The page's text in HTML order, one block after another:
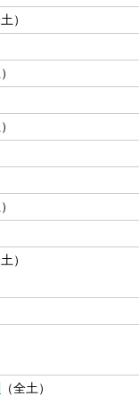
）
）
（全土）